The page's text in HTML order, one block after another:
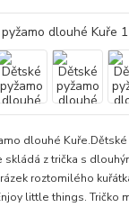
dlouhé
skládá z trička s
roztomilého
little things. Tričko